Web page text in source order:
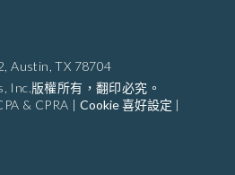
Austin, TX 78704
Inc.版權所有，翻印必究。
& CPRA | Cookie 喜好設定 |